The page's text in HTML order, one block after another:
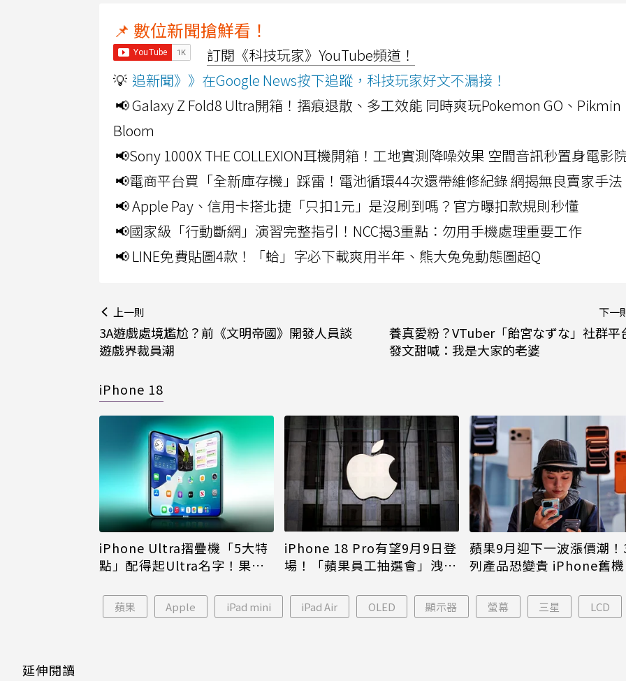
📌 數位新聞搶鮮看！
訂閱《科技玩家》YouTube頻道！
💡 追新聞》》在Google News按下追蹤，科技玩家好文不漏接！
📢 Galaxy Z Fold8 Ultra開箱！摺痕退散、多工效能 同時爽玩Pokemon GO、Pikmin
Bloom
📢Sony 1000X THE COLLEXION耳機開箱！工地實測降噪效果 空間音訊秒置身電影
📢電商平台買「全新庫存機」踩雷！電池循環44次還帶維修紀錄 網揭無良賣家手法
📢 Apple Pay、信用卡搭北捷「只扣1元」是沒刷到嗎？官方曝扣款規則秒懂
📢國家級「行動斷網」演習完整指引！NCC揭3重點：勿用手機處理重要工作
📢 LINE免費貼圖4款！「蛤」字必下載爽用半年、熊大兔兔動態圖超Q
上一則
3A遊戲處境尷尬？前《文明帝國》開發人員談
遊戲界裁員潮
下一
養真愛粉？VTuber「飴宮なずな」社群平
發文甜喊：我是大家的老婆
iPhone 18
iPhone Ultra摺疊機「5大特
點」配得起Ultra名字！果粉
iPhone 18 Pro有望9月9日登
場！「蘋果員工抽選會」洩端
蘋果9月迎下一波漲價潮
列產品恐變貴 iPhone舊
蘋果 Apple iPad mini iPad Air OLED 顯示器 螢幕 三星 LCD
延伸閱讀